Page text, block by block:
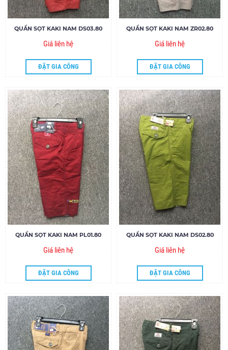
QUẦN SỌT KAKI NAM DS03.80
Giá liên hệ
ĐẶT GIA CÔNG
QUẦN SỌT KAKI NAM ZR02.80
Giá liên hệ
ĐẶT GIA CÔNG
QUẦN SỌT KAKI NAM PL01.80
Giá liên hệ
ĐẶT GIA CÔNG
QUẦN SỌT KAKI NAM DS02.80
Giá liên hệ
ĐẶT GIA CÔNG